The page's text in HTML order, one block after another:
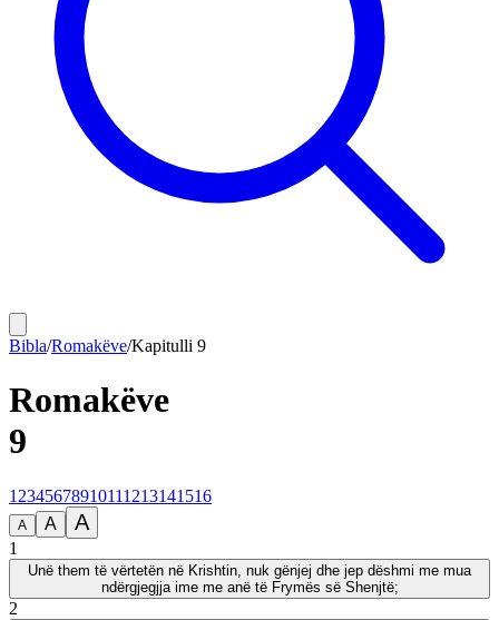
Bibla/Romakëve/Kapitulli 9
Romakëve
9
1 2345678910111213141516
A A A
1
Unë them të vërtetën në Krishtin, nuk gënjej dhe jep dëshmi me mua
ndërgjegjja ime me anë të Frymës së Shenjtë;
2